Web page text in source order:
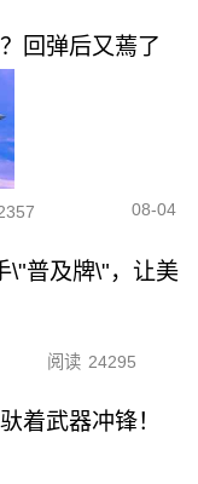
回弹后又蔫了
08-04
\"普及牌\"，让美
阅读 24295
着武器冲锋！